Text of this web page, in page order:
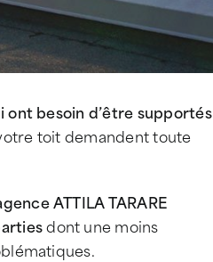
besoin d’être supportés
toit demandent toute
ATTILA TARARE
dont une moins